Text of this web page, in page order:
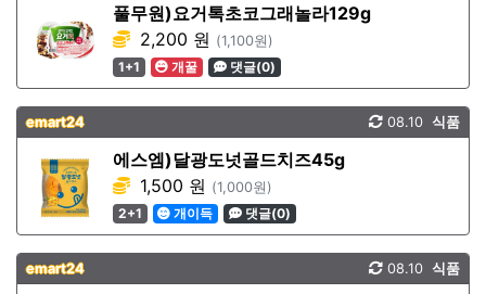
풀무원)요거톡초코그래놀라129g
2,200 원 (1,100원)
1+1
개꿀 댓글(0)
emart24 식품
08.10
에스엠)달광도넛골드치즈45g
1,500 원 (1,000원)
2+1
개이득 댓글(0)
emart24 식품
08.10